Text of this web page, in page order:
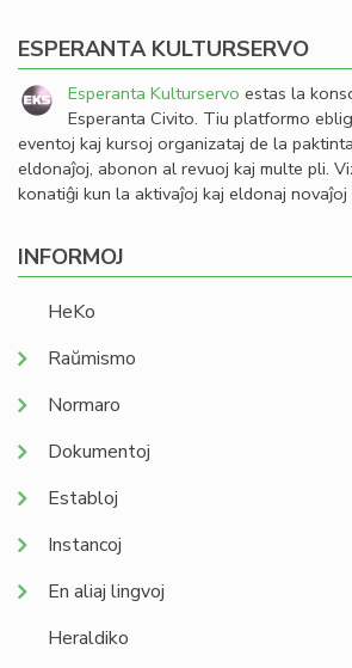
ESPERANTA KULTURSERVO
Esperanta Kulturservo estas la
Esperanta Civito. Tiu platformo
eventoj kaj kursoj organizataj de la
eldonaĵoj, abonon al revuoj kaj multe pli.
konatiĝi kun la aktivaĵoj kaj eldonaj
INFORMOJ
HeKo
Raŭmismo
Normaro
Dokumentoj
Establoj
Instancoj
En aliaj lingvoj
Heraldiko